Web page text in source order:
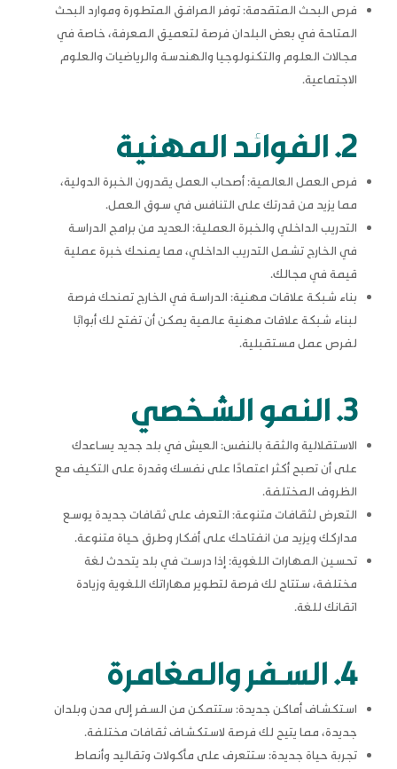
فرص البحث المتقدمة: توفر المرافق المتطورة وموارد البحث
المتاحة في بعض البلدان فرصة لتعميق المعرفة، خاصة في
مجالات العلوم والتكنولوجيا والهندسة والرياضيات والعلوم
الاجتماعية.
2. الفوائد المهنية
فرص العمل العالمية: أصحاب العمل يقدرون الخبرة الدولية،
مما يزيد من قدرتك على التنافس في سوق العمل.
التدريب الداخلي والخبرة العملية: العديد من برامج الدراسة
في الخارج تشمل التدريب الداخلي، مما يمنحك خبرة عملية
قيمة في مجالك.
بناء شبكة علاقات مهنية: الدراسة في الخارج تمنحك فرصة
لبناء شبكة علاقات مهنية عالمية يمكن أن تفتح لك أبوابًا
لفرص عمل مستقبلية.
3. النمو الشخصي
الاستقلالية والثقة بالنفس: العيش في بلد جديد يساعدك
على أن تصبح أكثر اعتمادًا على نفسك وقدرة على التكيف مع
الظروف المختلفة.
التعرض لثقافات متنوعة: التعرف على ثقافات جديدة يوسع
مداركك ويزيد من انفتاحك على أفكار وطرق حياة متنوعة.
تحسين المهارات اللغوية: إذا درست في بلد يتحدث لغة
مختلفة، ستتاح لك فرصة لتطوير مهاراتك اللغوية وزيادة
اتقانك للغة.
4. السفر والمغامرة
استكشاف أماكن جديدة: ستتمكن من السفر إلى مدن وبلدان
جديدة، مما يتيح لك فرصة لاستكشاف ثقافات مختلفة.
تجربة حياة جديدة: ستتعرف على مأكولات وتقاليد وأنماط